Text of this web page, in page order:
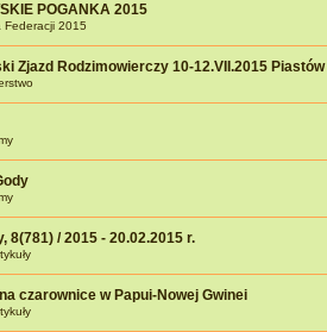
POGANKA 2015
Federacji 2015
Zjazd Rodzimowierczy 10-12.VII.2015 Piastów
8(781) / 2015 - 20.02.2015 r.
czarownice w Papui-Nowej Gwinei